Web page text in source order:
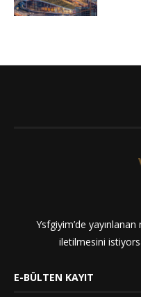
Ysfgiyim’de
iletilmesini
E-BÜLTEN KAYIT